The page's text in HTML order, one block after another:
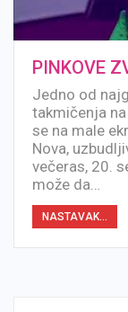
PINKOVE
Jedno od
takmičenja na
se na male
Nova,
večeras, 20.
može da…
NASTAVAK...